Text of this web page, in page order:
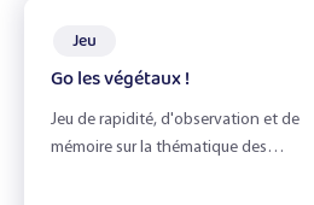
Jeu
Go les végétaux !
Jeu de rapidité, d'observation et de
mémoire sur la thématique des